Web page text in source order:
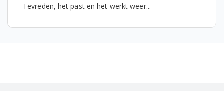
Tevreden, het past en het werkt weer...